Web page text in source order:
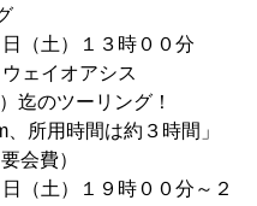
土）１３時００分
イオアシス
のツーリング！
用時間は約３時間」
会費）
）１９時００分～２